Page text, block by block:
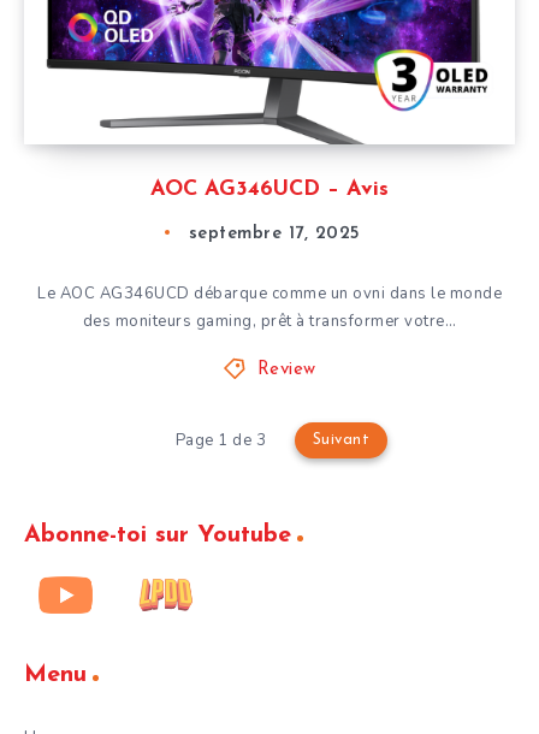
AOC AG346UCD – Avis
septembre 17, 2025
Le AOC AG346UCD débarque comme un ovni dans le monde
des moniteurs gaming, prêt à transformer votre…
Review
Page 1 de 3 Suivant
Abonne-toi sur Youtube
Menu